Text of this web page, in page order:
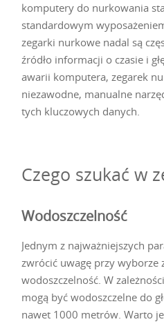
komputery do nurkowania
standardowym
zegarki nurkowe nadal są
źródło informacji o czasie i
awarii komputera, zegarek
niezawodne, manualne
tych kluczowych danych.
Czego szukać w
Wodoszczelność
Jednym z najważniejszych
zwrócić uwagę przy wyborze
wodoszczelność. W
mogą być wodoszczelne do
nawet 1000 metrów. Warto